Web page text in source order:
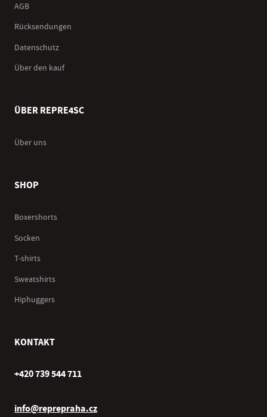
AGB
Rücksendungen
Datenschutz
Über den kauf
ÜBER REPRE4SC
Über uns
SHOP
Boxershorts
Socken
T-shirts
Sweatshirts
Hiphuggers
KONTAKT
+420 739 544 711
info@reprepraha.cz